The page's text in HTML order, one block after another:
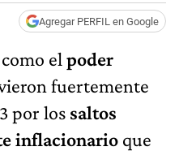
Agregar PERFIL en Google
como el poder
fuertemente
por los saltos
inflacionario que